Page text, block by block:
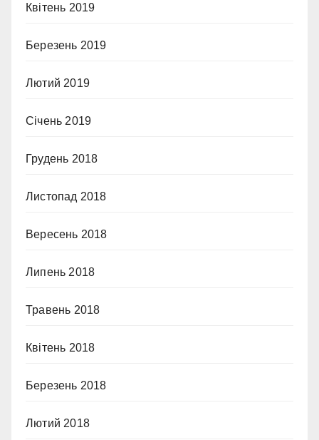
Квітень 2019
Березень 2019
Лютий 2019
Січень 2019
Грудень 2018
Листопад 2018
Вересень 2018
Липень 2018
Травень 2018
Квітень 2018
Березень 2018
Лютий 2018